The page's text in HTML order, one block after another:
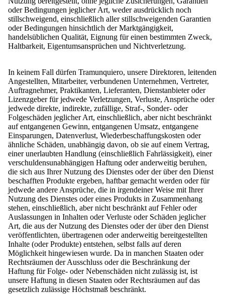
oder Bedingungen jeglicher Art, weder ausdrücklich noch
stillschweigend, einschließlich aller stillschweigenden Garantien
oder Bedingungen hinsichtlich der Marktgängigkeit,
handelsüblichen Qualität, Eignung für einen bestimmten Zweck,
Haltbarkeit, Eigentumsansprüchen und Nichtverletzung.
In keinem Fall dürfen Tramunquiero, unsere Direktoren, leitenden
Angestellten, Mitarbeiter, verbundenen Unternehmen, Vertreter,
Auftragnehmer, Praktikanten, Lieferanten, Dienstanbieter oder
Lizenzgeber für jedwede Verletzungen, Verluste, Ansprüche oder
jedwede direkte, indirekte, zufällige, Straf-, Sonder- oder
Folgeschäden jeglicher Art, einschließlich, aber nicht beschränkt
auf entgangenen Gewinn, entgangenen Umsatz, entgangene
Einsparungen, Datenverlust, Wiederbeschaffungskosten oder
ähnliche Schäden, unabhängig davon, ob sie auf einem Vertrag,
einer unerlaubten Handlung (einschließlich Fahrlässigkeit), einer
verschuldensunabhängigen Haftung oder anderweitig beruhen,
die sich aus Ihrer Nutzung des Dienstes oder der über den Dienst
beschafften Produkte ergeben, haftbar gemacht werden oder für
jedwede andere Ansprüche, die in irgendeiner Weise mit Ihrer
Nutzung des Dienstes oder eines Produkts in Zusammenhang
stehen, einschließlich, aber nicht beschränkt auf Fehler oder
Auslassungen in Inhalten oder Verluste oder Schäden jeglicher
Art, die aus der Nutzung des Dienstes oder der über den Dienst
veröffentlichten, übertragenen oder anderweitig bereitgestellten
Inhalte (oder Produkte) entstehen, selbst falls auf deren
Möglichkeit hingewiesen wurde. Da in manchen Staaten oder
Rechtsräumen der Ausschluss oder die Beschränkung der
Haftung für Folge- oder Nebenschäden nicht zulässig ist, ist
unsere Haftung in diesen Staaten oder Rechtsräumen auf das
gesetzlich zulässige Höchstmaß beschränkt.